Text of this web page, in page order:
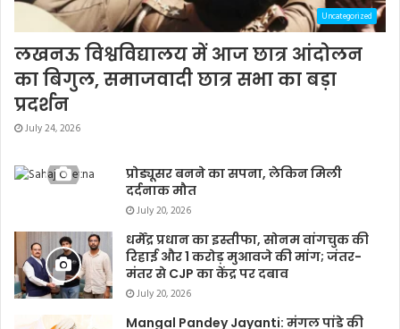
Uncategorized
लखनऊ विश्वविद्यालय में आज छात्र आंदोलन
का बिगुल, समाजवादी छात्र सभा का बड़ा
प्रदर्शन
July 24, 2026
प्रोड्यूसर बनने का सपना, लेकिन मिली
दर्दनाक मौत
July 20, 2026
धर्मेंद्र प्रधान का इस्तीफा, सोनम वांगचुक की
रिहाई और 1 करोड़ मुआवजे की मांग; जंतर-
मंतर से CJP का केंद्र पर दबाव
July 20, 2026
Mangal Pandey Jayanti: मंगल पांडे की